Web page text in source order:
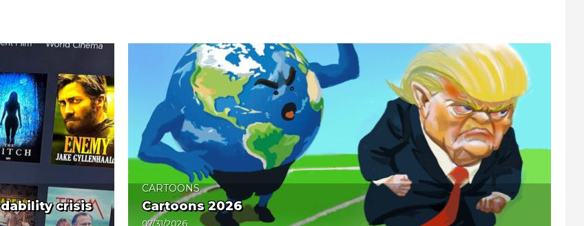
crisis
CARTOONS
Cartoons 2026
07/31/2026